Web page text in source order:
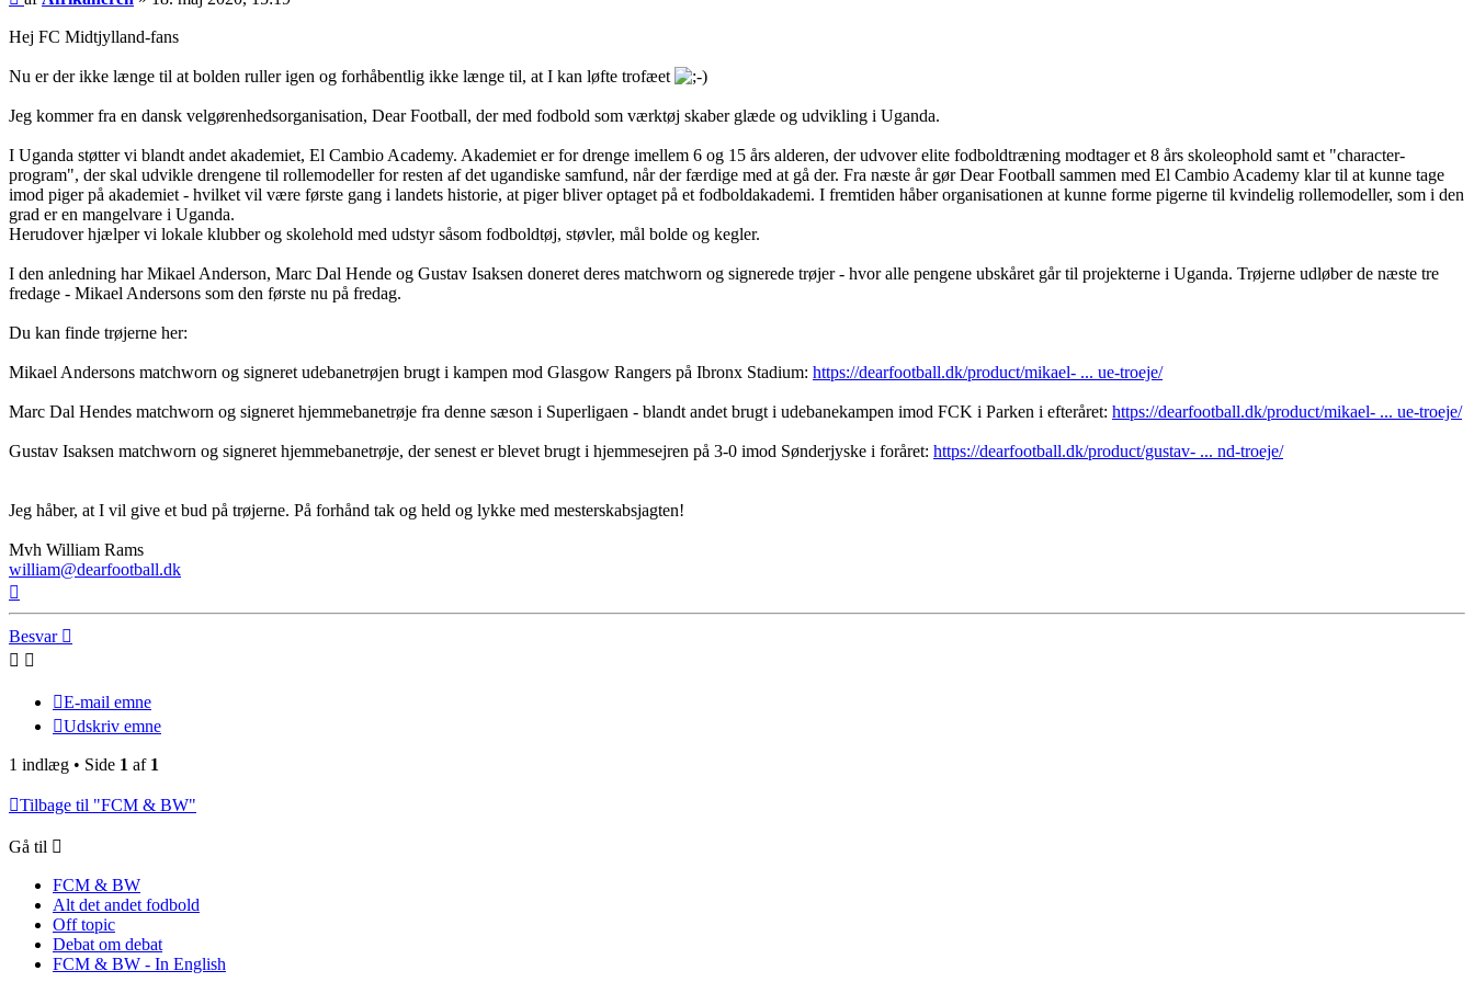
Hej FC Midtjylland-fans
Nu er der ikke længe til at bolden ruller igen og forhåbentlig ikke længe til, at I kan løfte trofæet
Jeg kommer fra en dansk velgørenhedsorganisation, Dear Football, der med fodbold som værktøj skaber glæde og udvikling i Uganda.
I Uganda støtter vi blandt andet akademiet, El Cambio Academy. Akademiet er for drenge imellem 6 og 15 års alderen, der udvover elite fodboldtræning modtager et 8 års skoleophold samt et "character-
program", der skal udvikle drengene til rollemodeller for resten af det ugandiske samfund, når der færdige med at gå der. Fra næste år gør Dear Football sammen med El Cambio Academy klar til at kunne tage
imod piger på akademiet - hvilket vil være første gang i landets historie, at piger bliver optaget på et fodboldakademi. I fremtiden håber organisationen at kunne forme pigerne til kvindelig rollemodeller, som i den
grad er en mangelvare i Uganda.
Herudover hjælper vi lokale klubber og skolehold med udstyr såsom fodboldtøj, støvler, mål bolde og kegler.
I den anledning har Mikael Anderson, Marc Dal Hende og Gustav Isaksen doneret deres matchworn og signerede trøjer - hvor alle pengene ubskåret går til projekterne i Uganda. Trøjerne udløber de næste tre
fredage - Mikael Andersons som den første nu på fredag.
Du kan finde trøjerne her:
Mikael Andersons matchworn og signeret udebanetrøjen brugt i kampen mod Glasgow Rangers på Ibronx Stadium: https://dearfootball.dk/product/mikael- ... ue-troeje/
Marc Dal Hendes matchworn og signeret hjemmebanetrøje fra denne sæson i Superligaen - blandt andet brugt i udebanekampen imod FCK i Parken i efteråret: https://dearfootball.dk/product/mikael- ... ue-troeje/
Gustav Isaksen matchworn og signeret hjemmebanetrøje, der senest er blevet brugt i hjemmesejren på 3-0 imod Sønderjyske i foråret: https://dearfootball.dk/product/gustav- ... nd-troeje/
Jeg håber, at I vil give et bud på trøjerne. På forhånd tak og held og lykke med mesterskabsjagten!
Mvh William Rams
william@dearfootball.dk
Besvar
E-mail emne
Udskriv emne
1 indlæg • Side 1 af 1
Tilbage til "FCM & BW"
Gå til
FCM & BW
Alt det andet fodbold
Off topic
Debat om debat
FCM & BW - In English